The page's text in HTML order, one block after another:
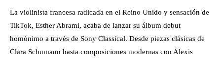
La violinista francesa radicada en el Reino Unido y sensación de
TikTok, Esther Abrami, acaba de lanzar su álbum debut
homónimo a través de Sony Classical. Desde piezas clásicas de
Clara Schumann hasta composiciones modernas con Alexis